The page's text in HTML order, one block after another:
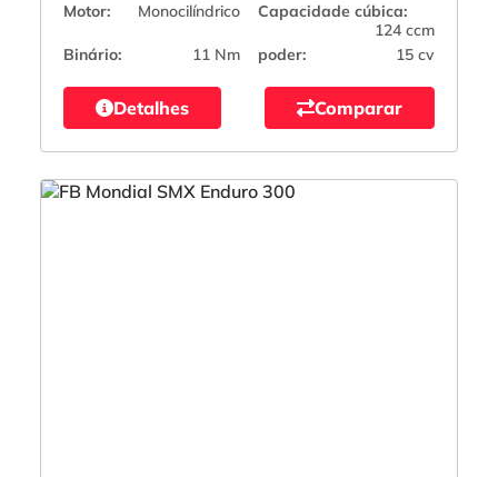
Motor: Monocilíndrico
Capacidade cúbica:
124 ccm
Binário:
11 Nm poder: 15 cv
Detalhes Comparar